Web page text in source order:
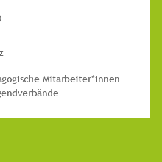
Mitarbeiter*innen